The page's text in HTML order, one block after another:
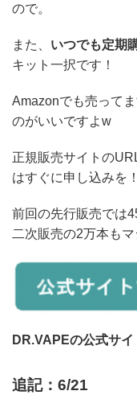
ので。
また、 いつでも定期
キット一択です！
Amazonでも売って
のがいいですよw
正規販売サイトの
はすぐに申し込みを
前回の先行販売では
二次販売の2万本も
DR.VAPEの公式サイ
追記：6/21